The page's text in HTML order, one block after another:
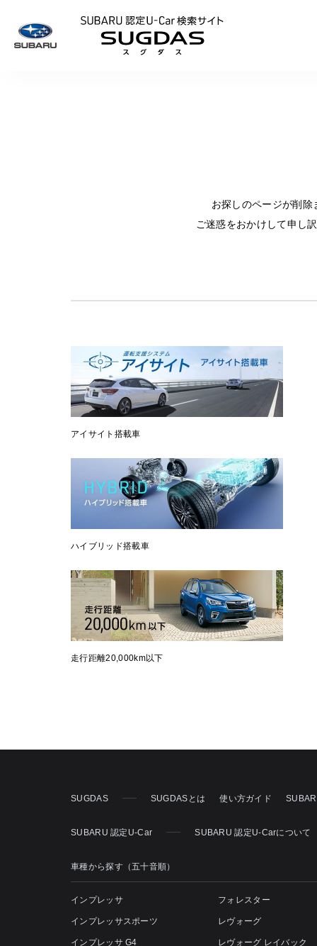
お探しのページが削
ご迷惑をおかけして申し
アイサイト搭載車
ハイブリッド搭載車
走行距離20,000km以下
SUGDAS SUGDASとは 使い方ガイド
SUBARU 認定U-Car SUBARU 認定U-Carについて
車種から探す（五十音順）
インプレッサ
インプレッサスポーツ
インプレッサ G4
フォレスター
レヴォーグ
レヴォーグ レイバック